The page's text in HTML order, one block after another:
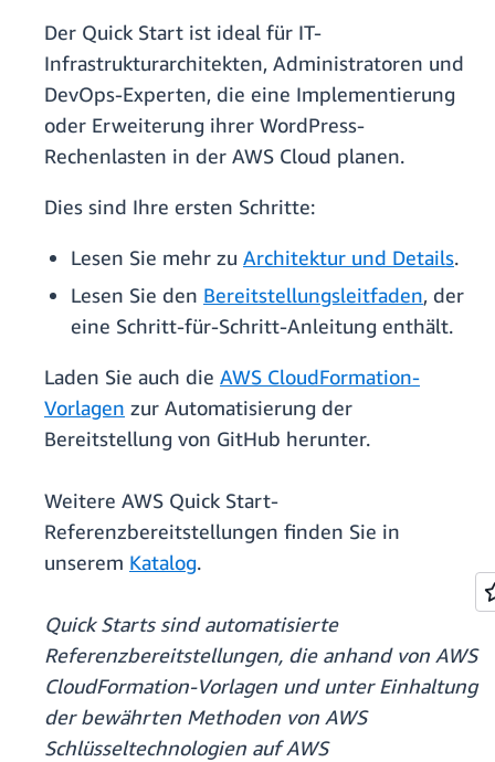
Der Quick Start ist ideal für IT-
Infrastrukturarchitekten, Administratoren und
DevOps-Experten, die eine Implementierung
oder Erweiterung ihrer WordPress-
Rechenlasten in der AWS Cloud planen.
Dies sind Ihre ersten Schritte:
Lesen Sie mehr zu Architektur und Details.
Lesen Sie den Bereitstellungsleitfaden, der
eine Schritt-für-Schritt-Anleitung enthält.
Laden Sie auch die AWS CloudFormation-
Vorlagen zur Automatisierung der
Bereitstellung von GitHub herunter.
Weitere AWS Quick Start-
Referenzbereitstellungen finden Sie in
unserem Katalog.
Quick Starts sind automatisierte
Referenzbereitstellungen, die anhand von AWS
CloudFormation-Vorlagen und unter Einhaltung
der bewährten Methoden von AWS
Schlüsseltechnologien auf AWS